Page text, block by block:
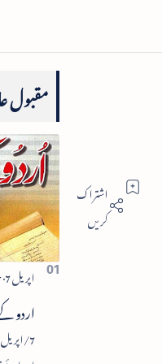
مقبول
اردو
7/